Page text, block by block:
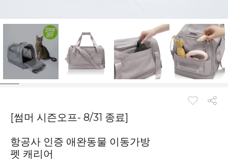
[썸머 시즌오프- 8/31 종료]
항공사 인증 애완동물 이동가방
펫 캐리어